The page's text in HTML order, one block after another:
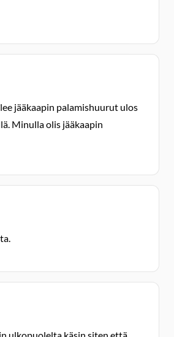
jääkaapin palamishuurut ulos
Minulla olis jääkaapin